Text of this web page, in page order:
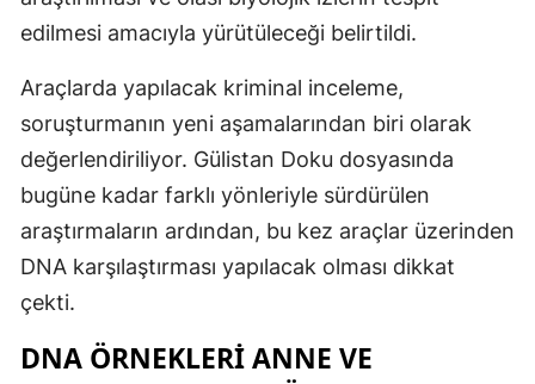
edilmesi amacıyla yürütüleceği belirtildi.
Araçlarda yapılacak kriminal inceleme,
soruşturmanın yeni aşamalarından biri olarak
değerlendiriliyor. Gülistan Doku dosyasında
bugüne kadar farklı yönleriyle sürdürülen
araştırmaların ardından, bu kez araçlar üzerinden
DNA karşılaştırması yapılacak olması dikkat
çekti.
DNA ÖRNEKLERI ANNE VE